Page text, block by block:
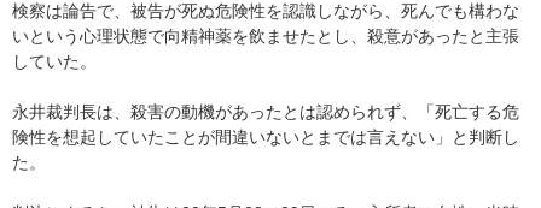
検察は論告で、被告が死ぬ危険性を認識しながら、死んでも構わな
いという心理状態で向精神薬を飲ませたとし、殺意があったと主張
していた。
永井裁判長は、殺害の動機があったとは認められず、「死亡する危
険性を想起していたことが間違いないとまでは言えない」と判断し
た。